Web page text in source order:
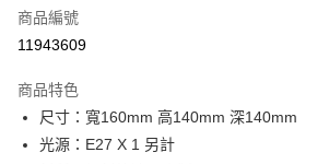
LINE Pay
街口支付
悠遊付
商品編號
11943609
商品特色
尺寸：寬160mm 高140mm 深140mm
光源：E27 X 1 另計